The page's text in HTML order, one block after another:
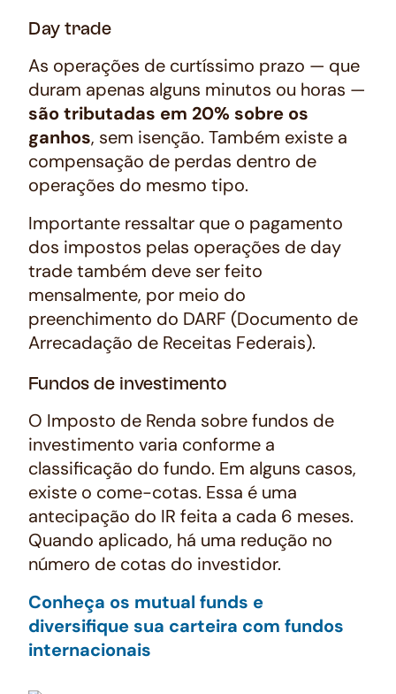
Day trade
As operações de curtíssimo prazo — que
duram apenas alguns minutos ou horas —
são tributadas em 20% sobre os
ganhos, sem isenção. Também existe a
compensação de perdas dentro de
operações do mesmo tipo.
Importante ressaltar que o pagamento
dos impostos pelas operações de day
trade também deve ser feito
mensalmente, por meio do
preenchimento do DARF (Documento de
Arrecadação de Receitas Federais).
Fundos de investimento
O Imposto de Renda sobre fundos de
investimento varia conforme a
classificação do fundo. Em alguns casos,
existe o come-cotas. Essa é uma
antecipação do IR feita a cada 6 meses.
Quando aplicado, há uma redução no
número de cotas do investidor.
Conheça os mutual funds e
diversifique sua carteira com fundos
internacionais